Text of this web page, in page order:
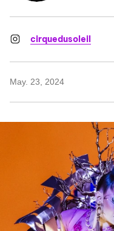
cirquedusoleil
May. 23, 2024